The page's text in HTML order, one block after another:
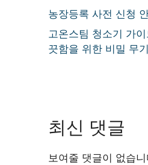
농장등록 사전 신청
고온스팀 청소기 가
끗함을 위한 비밀 무기
최신 댓글
보여줄 댓글이 없습니